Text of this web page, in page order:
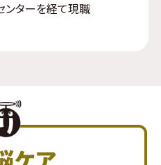
ンターを経て現職